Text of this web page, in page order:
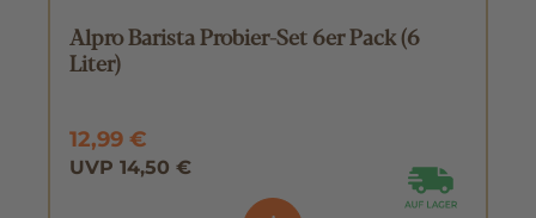
Alpro Barista Probier-Set 6er Pack (6
Liter)
12,99 €
UVP 14,50 €